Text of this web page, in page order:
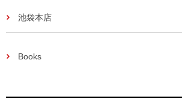
池袋本店
Books